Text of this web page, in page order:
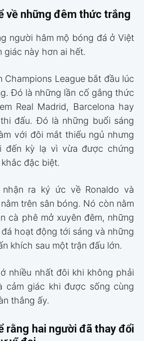
về những đêm thức trắng
người hâm mộ bóng đá ở Việt
giác này hơn ai hết.
League bắt đầu lúc
Đó là những lần cố gắng thức
Real Madrid, Barcelona hay
đấu. Đó là những buổi sáng
với đôi mắt thiếu ngủ nhưng
đến kỳ lạ vì vừa được chứng
đặc biệt.
ra ký ức về Ronaldo và
trên sân bóng. Nó còn nằm
cà phê mở xuyên đêm, những
hoạt động tới sáng và những
khích sau một trận đấu lớn.
nhiều nhất đôi khi không phải
cảm giác khi được sống cùng
thắng ấy.
rằng hai người đã thay đổi